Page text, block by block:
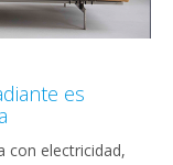
es
con electricidad,